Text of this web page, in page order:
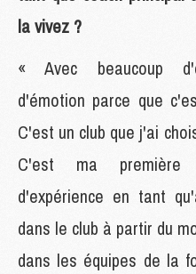
la vivez ?
« Avec beaucoup
d'émotion parce que
C'est un club que j'ai
C'est ma première
d'expérience en tant
dans le club à partir du
dans les équipes de la